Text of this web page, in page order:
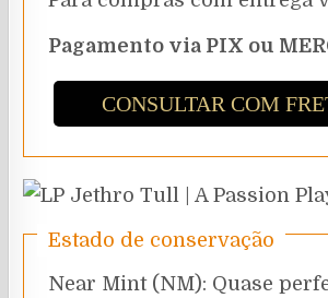
Pagamento via PIX ou
CONSULTAR COM
Estado de conservação
Near Mint (NM): Quase